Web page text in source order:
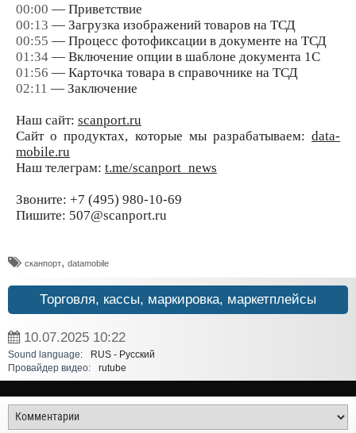
00:00 — Приветствие
00:13 — Загрузка изображений товаров на ТСД
00:55 — Процесс фотофиксации в документе на ТСД
01:34 — Включение опции в шаблоне документа 1С
01:56 — Карточка товара в справочнике на ТСД
02:11 — Заключение
Наш сайт: scanport.ru
Сайт о продуктах, которые мы разрабатываем: data-
mobile.ru
Наш телеграм: t.me/scanport_news
Звоните: +7 (495) 980-10-69
Пишите: 507@scanport.ru
сканпорт, datamobile
Торговля, кассы, маркировка, маркетплейсы
10.07.2025 10:22
Sound language:
RUS - Русский
Провайдер видео:
rutube